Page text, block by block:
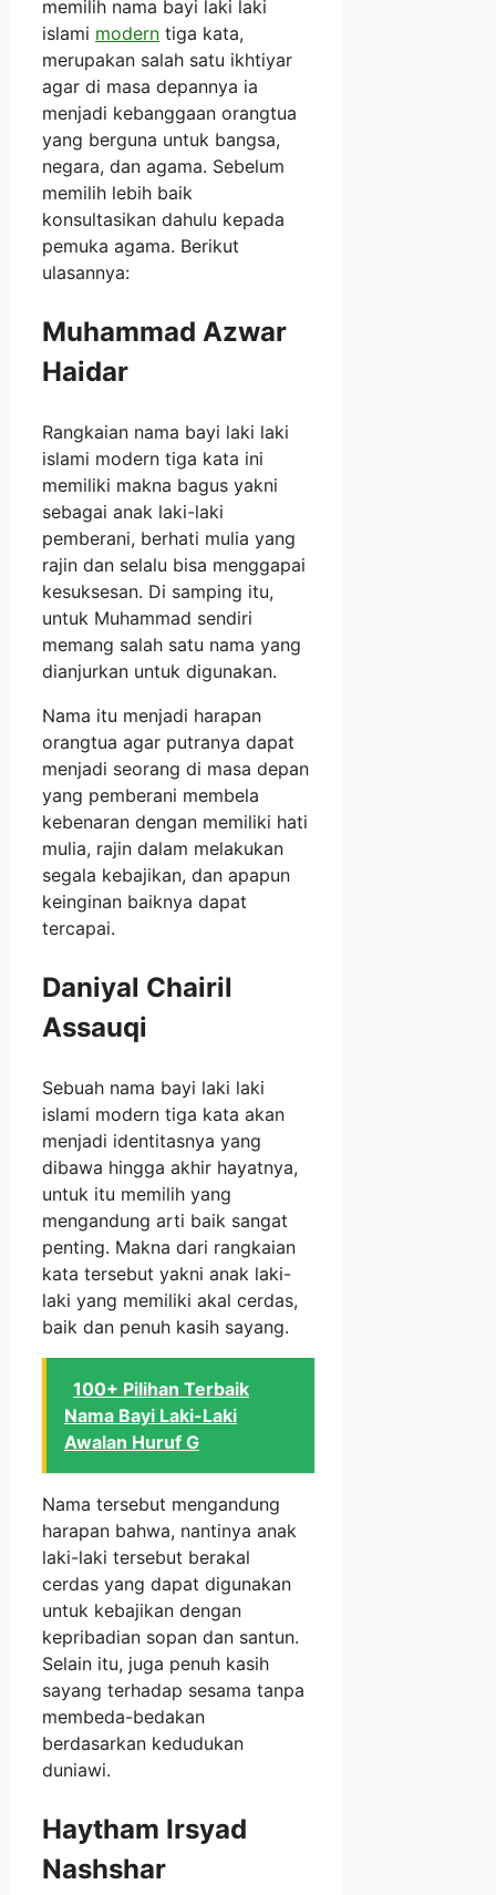
memilih nama bayi laki laki
islami modern tiga kata,
merupakan salah satu ikhtiyar
agar di masa depannya ia
menjadi kebanggaan orangtua
yang berguna untuk bangsa,
negara, dan agama. Sebelum
memilih lebih baik
konsultasikan dahulu kepada
pemuka agama. Berikut
ulasannya:
Muhammad Azwar
Haidar
Rangkaian nama bayi laki laki
islami modern tiga kata ini
memiliki makna bagus yakni
sebagai anak laki-laki
pemberani, berhati mulia yang
rajin dan selalu bisa menggapai
kesuksesan. Di samping itu,
untuk Muhammad sendiri
memang salah satu nama yang
dianjurkan untuk digunakan.
Nama itu menjadi harapan
orangtua agar putranya dapat
menjadi seorang di masa depan
yang pemberani membela
kebenaran dengan memiliki hati
mulia, rajin dalam melakukan
segala kebajikan, dan apapun
keinginan baiknya dapat
tercapai.
Daniyal Chairil
Assauqi
Sebuah nama bayi laki laki
islami modern tiga kata akan
menjadi identitasnya yang
dibawa hingga akhir hayatnya,
untuk itu memilih yang
mengandung arti baik sangat
penting. Makna dari rangkaian
kata tersebut yakni anak laki-
laki yang memiliki akal cerdas,
baik dan penuh kasih sayang.
100+ Pilihan Terbaik
Nama Bayi Laki-Laki
Awalan Huruf G
Nama tersebut mengandung
harapan bahwa, nantinya anak
laki-laki tersebut berakal
cerdas yang dapat digunakan
untuk kebajikan dengan
kepribadian sopan dan santun.
Selain itu, juga penuh kasih
sayang terhadap sesama tanpa
membeda-bedakan
berdasarkan kedudukan
duniawi.
Haytham Irsyad
Nashshar